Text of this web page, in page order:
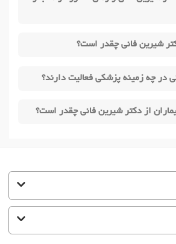
شیرین فانی چقدر است؟
در چه زمینه پزشکی فعالیت دارند؟
از دکتر شیرین فانی چقدر است؟